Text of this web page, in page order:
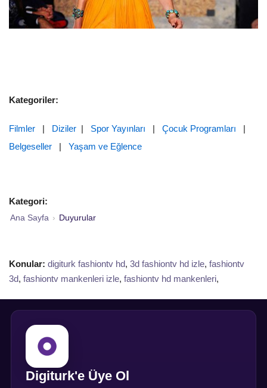
Kategoriler:
Filmler | Diziler | Spor Yayınları | Çocuk Programları |
Belgeseller | Yaşam ve Eğlence
Kategori:
Ana Sayfa › Duyurular
Konular: digiturk fashiontv hd, 3d fashiontv hd izle, fashiontv
3d, fashiontv mankenleri izle, fashiontv hd mankenleri,
Digiturk'e Üye Ol